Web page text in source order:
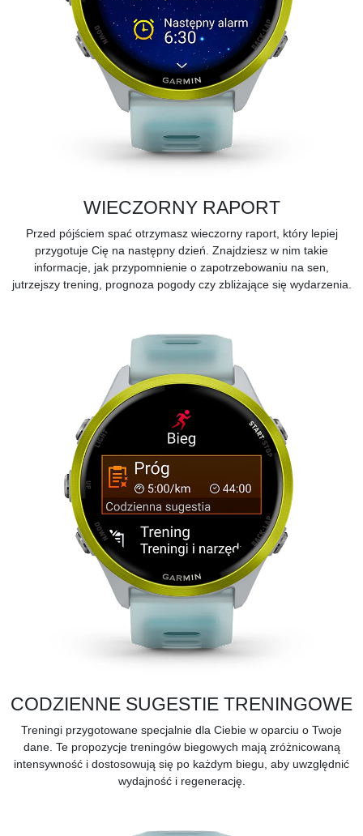
WIECZORNY RAPORT
Przed pójściem spać otrzymasz wieczorny raport, który lepiej
przygotuje Cię na następny dzień. Znajdziesz w nim takie
informacje, jak przypomnienie o zapotrzebowaniu na sen,
jutrzejszy trening, prognoza pogody czy zbliżające się wydarzenia.
CODZIENNE SUGESTIE TRENINGOWE
Treningi przygotowane specjalnie dla Ciebie w oparciu o Twoje
dane. Te propozycje treningów biegowych mają zróżnicowaną
intensywność i dostosowują się po każdym biegu, aby uwzględnić
wydajność i regenerację.